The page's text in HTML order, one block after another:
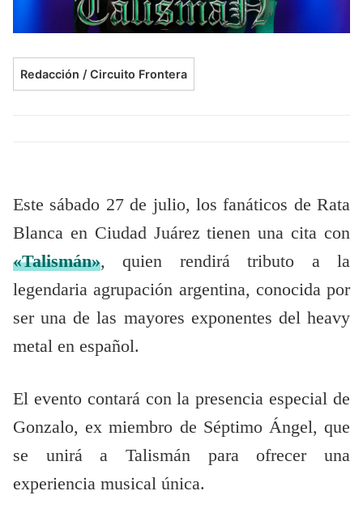
Redacción / Circuito Frontera
Este sábado 27 de julio, los fanáticos de Rata
Blanca en Ciudad Juárez tienen una cita con
«Talismán», quien rendirá tributo a la
legendaria agrupación argentina, conocida por
ser una de las mayores exponentes del heavy
metal en español.
El evento contará con la presencia especial de
Gonzalo, ex miembro de Séptimo Ángel, que
se unirá a Talismán para ofrecer una
experiencia musical única.